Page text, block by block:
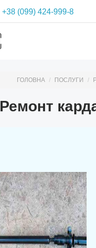
+38 (099) 424-999-8
ГОЛОВНА ПОСЛУГИ
Ремонт